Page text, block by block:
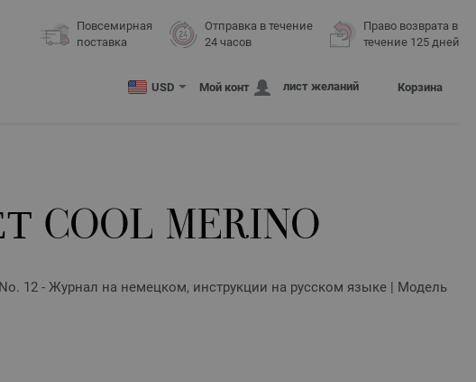
Повсемирная
поставка
Отправка в течение
24 часов
Право возврата в
течение 125 дней
USD Мой конт лист желаний Корзина
COOL MERINO
No. 12 - Журнал на немецком, инструкции на русском языке | Модель